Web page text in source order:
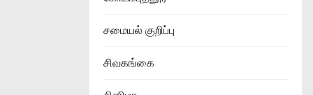
சமையல் குறிப்பு
சிவகங்கை